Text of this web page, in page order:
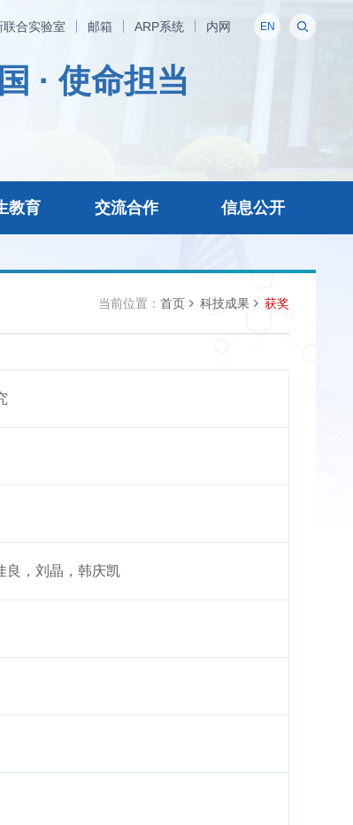
EN
联合实验室 邮箱 ARP系统 内网
· 使命担当
教育 交流合作 信息公开
当前位置： 首页 科技成果 获奖
良，刘晶，韩庆凯